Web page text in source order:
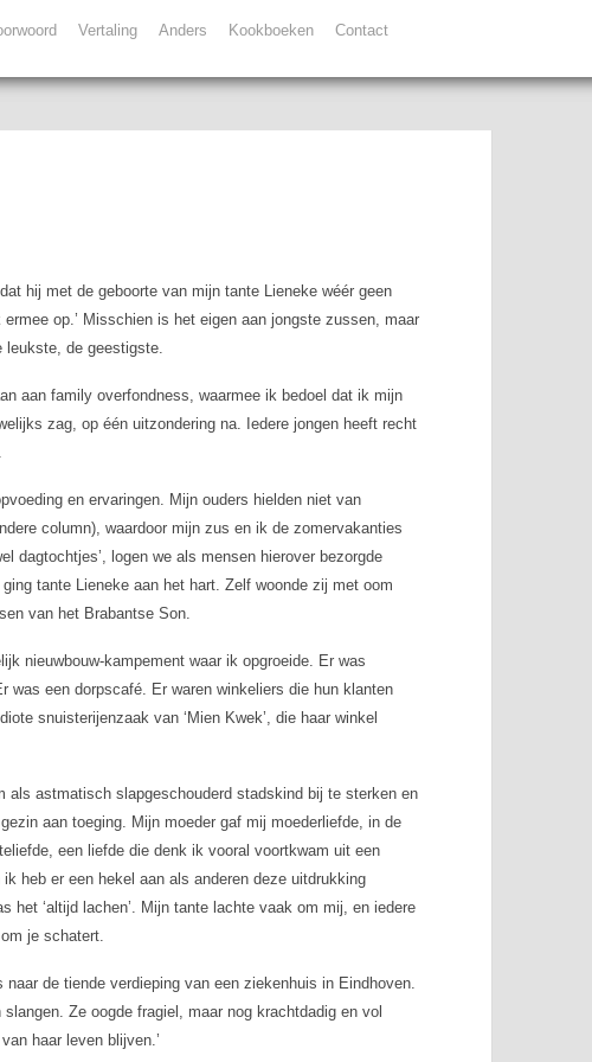
Vertaling Anders Kookboeken Contact
hij met de geboorte van mijn tante Lieneke wéér geen
op.’ Misschien is het eigen aan jongste zussen, maar
leukste, de geestigste.
aanfamily overfondness, waarmee ik bedoel dat ik mijn
zag, op één uitzondering na. Iedere jongen heeft recht
en ervaringen. Mijn ouders hielden niet van
column), waardoor mijn zus en ik de zomervakanties
dagtochtjes’, logen we als mensen hierover bezorgde
tante Lieneke aan het hart. Zelf woonde zij met oom
van het Brabantse Son.
nieuwbouw-kampement waar ik opgroeide. Er was
was een dorpscafé. Er waren winkeliers die hun klanten
snuisterijenzaak van ‘Mien Kwek’, die haar winkel
als astmatisch slapgeschouderd stadskind bij te sterken en
aan toeging. Mijn moeder gaf mij moederliefde, in de
een liefde die denk ik vooral voortkwam uit een
heb er een hekel aan als anderen deze uitdrukking
het ‘altijd lachen’. Mijn tante lachte vaak om mij, en iedere
je schatert.
de tiende verdieping van een ziekenhuis in Eindhoven.
Ze oogde fragiel, maar nog krachtdadig en vol
haar leven blijven.’